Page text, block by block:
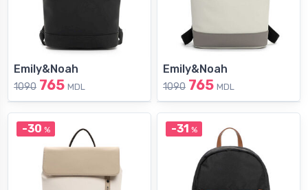
Emily&Noah
1090 765 MDL
Emily&Noah
1090 765 MDL
-30 % -31 %